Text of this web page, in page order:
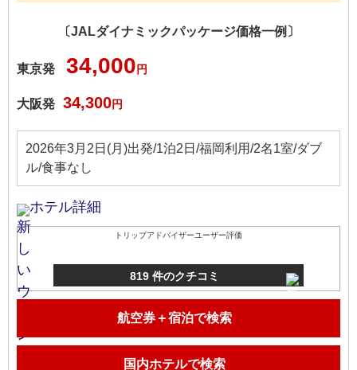
〔JALダイナミックパッケージ価格一例〕
東京発 34,000 円
大阪発 34,300円
2026年3月2日(月)出発/1泊2日/福岡利用/2名1室/ダブ
ル/食事なし
ホテル詳細
トリップアドバイザーユーザー評価
819 件のクチコミ
航空券＋宿泊で検索
国内ホテルで検索